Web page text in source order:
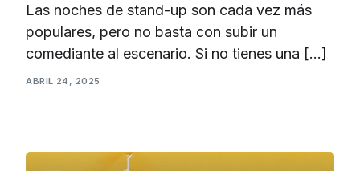
Las noches de stand-up son cada vez más
populares, pero no basta con subir un
comediante al escenario. Si no tienes una […]
ABRIL 24, 2025